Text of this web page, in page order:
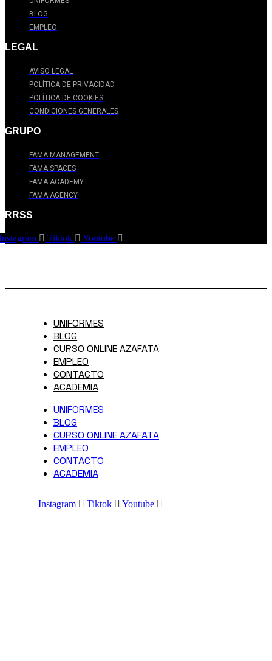
BLOG
EMPLEO
LEGAL
AVISO LEGAL
POLÍTICA DE PRIVACIDAD
POLÍTICA DE COOKIES
CONDICIONES GENERALES
GRUPO
FAMA MANAGEMENT
FAMA SPACES
FAMA ACADEMY
FAMA AGENCY
RRSS
Tiktok Youtube
UNIFORMES
BLOG
CURSO ONLINE AZAFATA
EMPLEO
CONTACTO
ACADEMIA
UNIFORMES
BLOG
CURSO ONLINE AZAFATA
EMPLEO
CONTACTO
ACADEMIA
Instagram Tiktok Youtube